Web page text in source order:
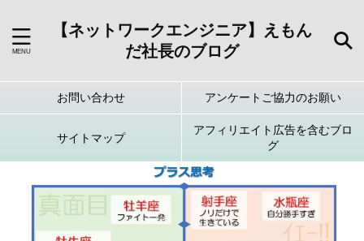
【ネットワークエンジニア】えもん
だ社長のブログ
お問い合わせ アンケートご協力のお願い
サイトマップ
アフィリエイト広告を含むブロ
グ